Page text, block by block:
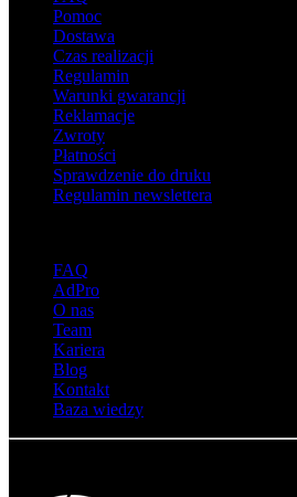
Pomoc
Dostawa
Czas realizacji
Regulamin
Warunki gwarancji
Reklamacje
Zwroty
Płatności
Sprawdzenie do druku
Regulamin newslettera
FAQ
AdPro
O nas
Team
Kariera
Blog
Kontakt
Baza wiedzy